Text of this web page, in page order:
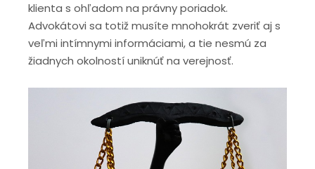
klienta s ohľadom na právny poriadok.
Advokátovi sa totiž musíte mnohokrát zveriť aj s
veľmi intímnymi informáciami, a tie nesmú za
žiadnych okolností uniknúť na verejnosť.